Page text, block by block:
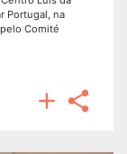
Portugal, na
Comité
 